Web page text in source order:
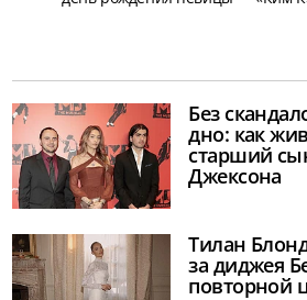
Без
дно: как
старший
Джексона
Тилан
за диджея
повторной